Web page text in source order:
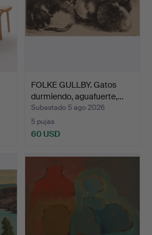
FOLKE GULLBY. Gatos
durmiendo, aguafuerte,…
Subastado 5 ago 2026
5 pujas
60 USD